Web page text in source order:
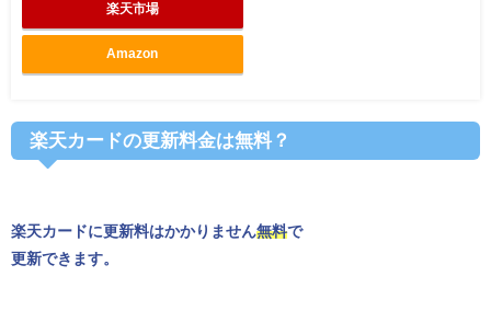
楽天市場
Amazon
楽天カードの更新料金は無料？
楽天カードに更新料はかかりません無料で
更新できます。